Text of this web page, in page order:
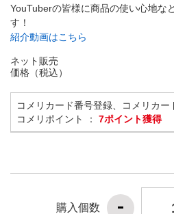
YouTuberの皆様に商品の使い心地な
す！
紹介動画はこちら
ネット販売
価格（税込）
コメリカード番号登録、コメリカー
コメリポイント ： 7ポイント獲得
購入個数